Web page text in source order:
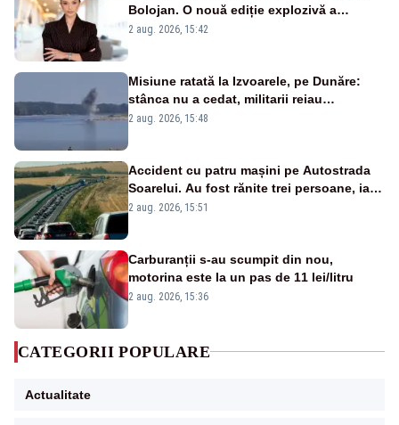
Bolojan. O nouă ediție explozivă a
emisiunii „Miza Zilei” la Realitatea PLUS
2 aug. 2026, 15:42
Misiune ratată la Izvoarele, pe Dunăre:
stânca nu a cedat, militarii reiau
detonările luni – VIDEO
2 aug. 2026, 15:48
Accident cu patru mașini pe Autostrada
Soarelui. Au fost rănite trei persoane, iar
traficul se desfășoară cu dificultate
2 aug. 2026, 15:51
Carburanții s-au scumpit din nou,
motorina este la un pas de 11 lei/litru
2 aug. 2026, 15:36
CATEGORII POPULARE
Actualitate